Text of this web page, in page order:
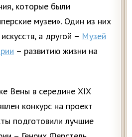
которые были
музеи». Один из них
а другой – Музей
– развитию жизни на
Вены в середине XIX
конкурс на проект
подготовили лучшие